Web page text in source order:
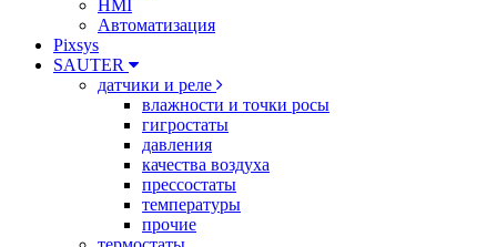
HMI
Автоматизация
Pixsys
SAUTER
датчики и реле
влажности и точки росы
гигростаты
давления
качества воздуха
прессостаты
температуры
прочие